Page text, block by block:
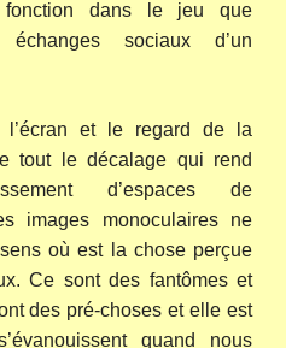
fonction dans le jeu que
échanges sociaux d’un
et le regard de la
tout le décalage qui rend
d’espaces de
images monoculaires ne
où est la chose perçue
Ce sont des fantômes et
des pré-choses et elle est
quand nous